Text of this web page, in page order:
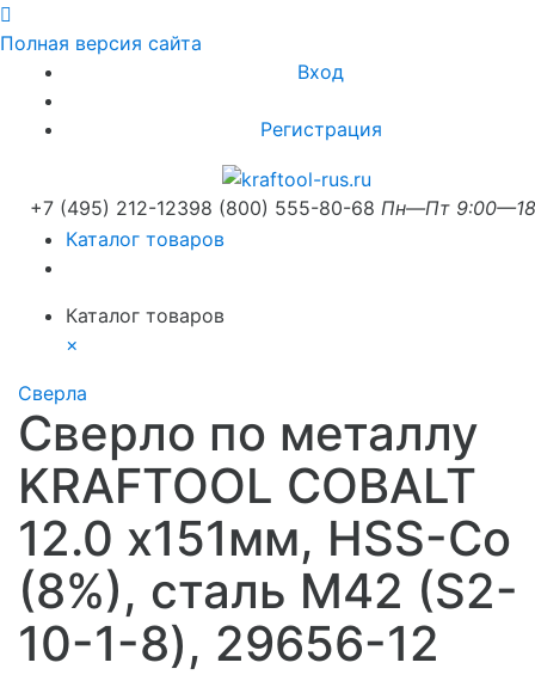
Полная версия сайта
Вход
Регистрация
+7 (495) 212-12398 (800) 555-80-68 Пн—Пт
Каталог товаров
Каталог товаров
×
Сверла
Сверло по металлу
KRAFTOOL COBALT
12.0 х151мм, HSS-Co
(8%), сталь М42 (S2-
10-1-8), 29656-12